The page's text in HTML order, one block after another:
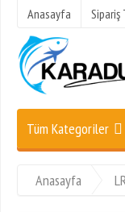
Anasayfa Sipariş
Tüm Kategoriler
Anasayfa